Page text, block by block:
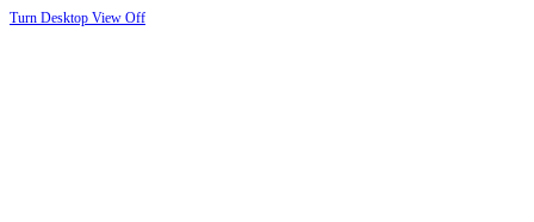
Turn Desktop View Off